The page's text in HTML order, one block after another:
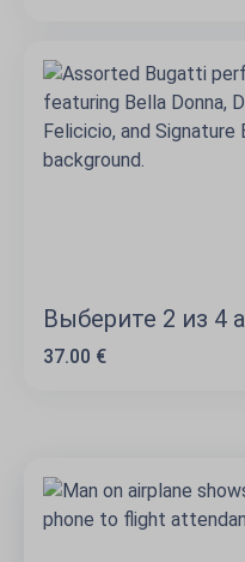
Выберите 2 из 4
37.00 €